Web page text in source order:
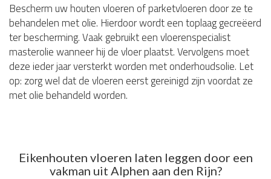
Bescherm uw houten vloeren of parketvloeren door ze te
behandelen met olie. Hierdoor wordt een toplaag gecreëerd
ter bescherming. Vaak gebruikt een vloerenspecialist
masterolie wanneer hij de vloer plaatst. Vervolgens moet
deze ieder jaar versterkt worden met onderhoudsolie. Let
op: zorg wel dat de vloeren eerst gereinigd zijn voordat ze
met olie behandeld worden.
Eikenhouten vloeren laten leggen door een
vakman uit Alphen aan den Rijn?